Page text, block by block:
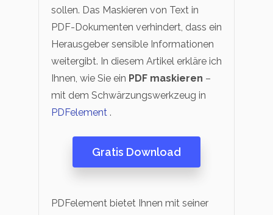
sollen. Das Maskieren von Text in
PDF-Dokumenten verhindert, dass ein
Herausgeber sensible Informationen
weitergibt. In diesem Artikel erkläre ich
Ihnen, wie Sie ein PDF maskieren –
mit dem Schwärzungswerkzeug in
PDFelement .
Gratis Download
PDFelement bietet Ihnen mit seiner